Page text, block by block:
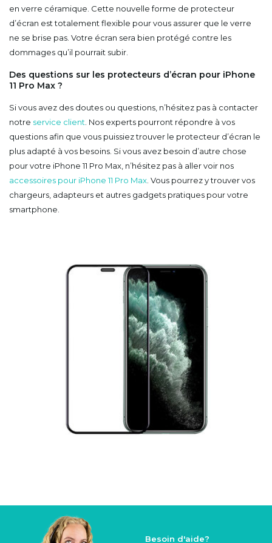
en verre céramique. Cette nouvelle forme de protecteur
d’écran est totalement flexible pour vous assurer que le verre
ne se brise pas. Votre écran sera bien protégé contre les
dommages qu’il pourrait subir.
Des questions sur les protecteurs d’écran pour iPhone
11 Pro Max ?
Si vous avez des doutes ou questions, n’hésitez pas à contacter
notre service client . Nos experts pourront répondre à vos
questions afin que vous puissiez trouver le protecteur d’écran le
plus adapté à vos besoins. Si vous avez besoin d’autre chose
pour votre iPhone 11 Pro Max, n’hésitez pas à aller voir nos
accessoires pour iPhone 11 Pro Max . Vous pourrez y trouver vos
chargeurs, adapteurs et autres gadgets pratiques pour votre
smartphone.
Besoin d'aide?